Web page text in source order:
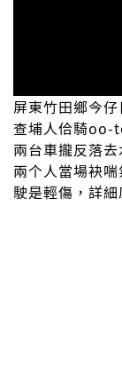
屏東竹田鄉今
查埔人佮騎oo-
兩台車攏反落
兩个人當場袂
駛是輕傷，詳細